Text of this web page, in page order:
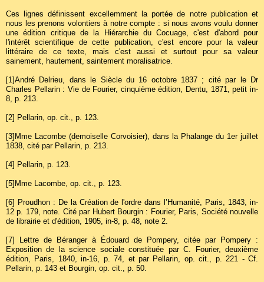
Ces lignes définissent excellemment la portée de notre publication et
nous les prenons volontiers à notre compte : si nous avons voulu donner
une édition critique de la Hiérarchie du Cocuage, c'est d'abord pour
l'intérêt scientifique de cette publication, c'est encore pour la valeur
littéraire de ce texte, mais c'est aussi et surtout pour sa valeur
sainement, hautement, saintement moralisatrice.
[1]André Delrieu, dans le Siècle du 16 octobre 1837 ; cité par le Dr
Charles Pellarin : Vie de Fourier, cinquième édition, Dentu, 1871, petit in-
8, p. 213.
[2] Pellarin, op. cit., p. 123.
[3] Mme Lacombe (demoiselle Corvoisier), dans la Phalange du 1er juillet
1838, cité par Pellarin, p. 213.
[4] Pellarin, p. 123.
[5] Mme Lacombe, op. cit., p. 123.
[6]
Proudhon : De la Création de l'ordre dans l’Humanité, Paris, 1843, in-
12 p. 179, note. Cité par Hubert Bourgin : Fourier, Paris, Société nouvelle
de librairie et d'édition, 1905, in-8, p. 48, note 2.
[7]
Lettre de Béranger à Édouard de Pompery, citée par Pompery :
Exposition de la science sociale constituée par C. Fourier, deuxième
édition, Paris, 1840, in-16, p. 74, et par Pellarin, op. cit., p. 221 - Cf.
Pellarin, p. 143 et Bourgin, op. cit., p. 50.